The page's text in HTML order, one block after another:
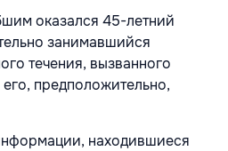
оказался 45-летний
занимавшийся
течения, вызванного
предположительно,
находившиеся